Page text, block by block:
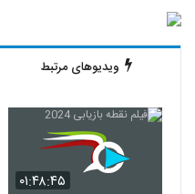
ویدیوهای مرتبط
۰۱:۴۸:۴۵